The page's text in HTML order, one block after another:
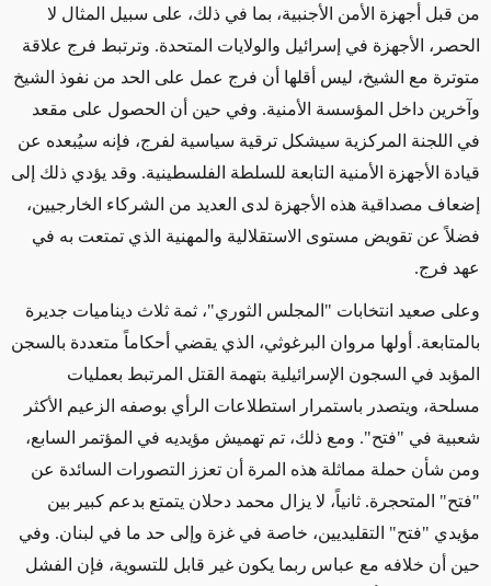
من قبل أجهزة الأمن الأجنبية، بما في ذلك، على سبيل المثال لا
الحصر، الأجهزة في إسرائيل والولايات المتحدة. وترتبط فرج علاقة
متوترة مع الشيخ، ليس أقلها أن فرج عمل على الحد من نفوذ الشيخ
وآخرين داخل المؤسسة الأمنية. وفي حين أن الحصول على مقعد
في اللجنة المركزية سيشكل ترقية سياسية لفرج، فإنه سيُبعده عن
قيادة الأجهزة الأمنية التابعة للسلطة الفلسطينية. وقد يؤدي ذلك إلى
إضعاف مصداقية هذه الأجهزة لدى العديد من الشركاء الخارجيين،
فضلاً عن تقويض مستوى الاستقلالية والمهنية الذي تمتعت به في
عهد فرج.
وعلى صعيد انتخابات " المجلس الثوري"، ثمة ثلاث ديناميات جديرة
بالمتابعة. أولها مروان البرغوثي، الذي يقضي أحكاماً متعددة بالسجن
المؤبد في السجون الإسرائيلية بتهمة القتل المرتبط بعمليات
مسلحة، ويتصدر باستمرار استطلاعات الرأي بوصفه الزعيم الأكثر
شعبية في "فتح". ومع ذلك، تم تهميش مؤيديه في المؤتمر السابع،
ومن شأن حملة مماثلة هذه المرة أن تعزز التصورات السائدة عن
"فتح" المتحجرة. ثانياً، لا يزال محمد دحلان يتمتع بدعم كبير بين
مؤيدي "فتح" التقليديين، خاصة في غزة وإلى حد ما في لبنان. وفي
حين أن خلافه مع عباس ربما يكون غير قابل للتسوية، فإن الفشل